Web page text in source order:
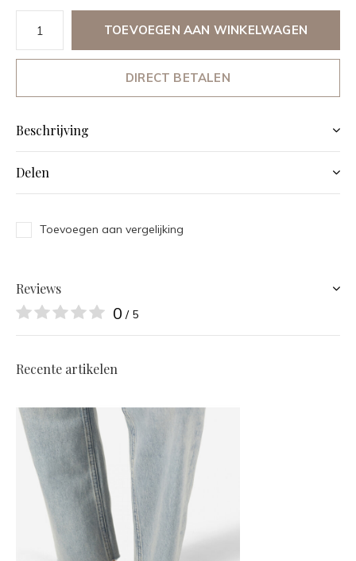
TOEVOEGEN AAN WINKELWAGEN
DIRECT BETALEN
Beschrijving
Delen
Toevoegen aan vergelijking
Reviews
0 / 5
Recente artikelen